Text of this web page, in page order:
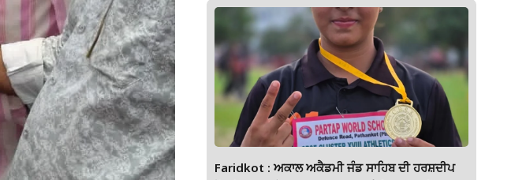
Faridkot : ਅਕਾਲ ਅਕੈਡਮੀ ਜੰਡ ਸਾਹਿਬ ਦੀ ਹਰਸ਼ਦੀਪ